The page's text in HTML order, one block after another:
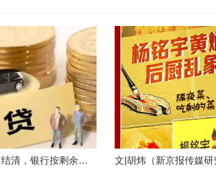
车贷分期后提前结清，银行按剩余未摊本金9%收取违约金，借款人以条款无效、标准过高诉至法院，能否得到支持？近日，株洲市天元区法院审理了这起案件。（图源网络 侵删）基本案情2025年2月4日，李四（化名）与某银行分行签订汽车分期借款合同，约定借款46万元、分期60期偿还，按等本等息方式还款；合同明确提前还款违约金按剩余未摊本金9%收取，提前还款申请无法撤销，正常还款满24期提前还款可免收违约金。相关条......